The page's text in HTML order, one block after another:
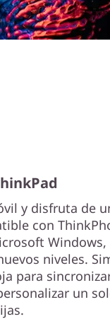
y disfruta de
con
niveles.
para
un